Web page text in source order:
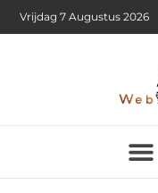
Vrijdag 7 Augustus 2026